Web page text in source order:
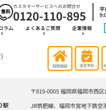
カスタマーサービスへのお問合せ
0120-110-895
平
ラム よくあるご質問 企業情報
〒819-0005 福岡県福岡市西
駅
JR筑肥線、福岡市営地下鉄空